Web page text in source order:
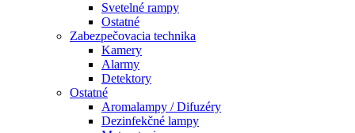
Svetelné rampy
Ostatné
Zabezpečovacia technika
Kamery
Alarmy
Detektory
Ostatné
Aromalampy / Difuzéry
Dezinfekčné lampy